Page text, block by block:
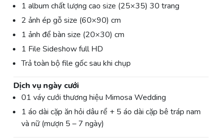
1 album chất lượng cao size (25×35) 30 trang
2 ảnh ép gỗ size (60×90) cm
1 ảnh để bàn size (20×30) cm
1 File Sideshow full HD
Trả toàn bộ file gốc sau khi chụp
Dịch vụ ngày cưới
01 váy cưới thương hiệu Mimosa Wedding
1 áo dài cặp ăn hỏi dâu rể + 5 áo dài cặp bê tráp nam
và nữ (mượn 5 – 7 ngày)